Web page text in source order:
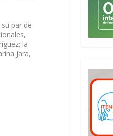
par de
la
Jara,